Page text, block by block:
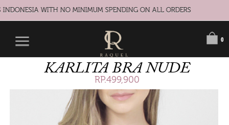
WITH NO MINIMUM SPENDING ON ALL ORDERS
0
KARLITA BRA NUDE
RP.499,900